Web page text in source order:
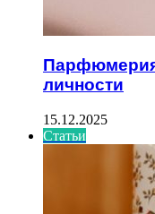
личности
15.12.2025
Статьи